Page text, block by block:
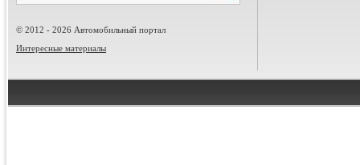
© 2012 - 2026 Автомобильный портал
Интересные материалы